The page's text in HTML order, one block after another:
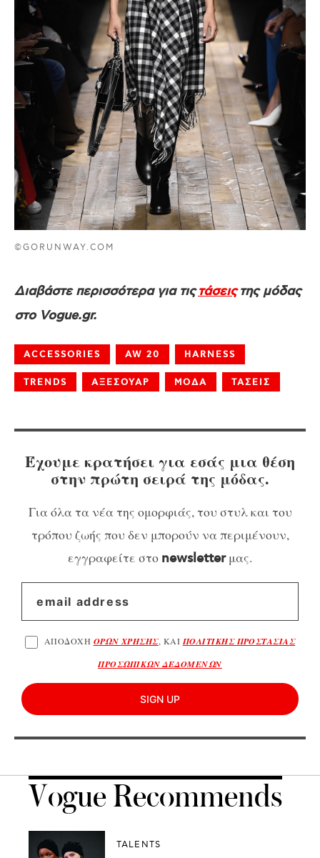
©GORUNWAY.COM
Διαβάστε περισσότερα για τιςτάσειςτης μόδας
στο Vogue.gr.
ACCESSORIES AW 20 HARNESS
TRENDS ΑΞΕΣΟΥΑΡ ΜΟΔΑ ΤΑΣΕΙΣ
Έχουμε κρατήσει για εσάς μια θέση
στην πρώτη σειρά της μόδας.
Για όλα τα νέα της ομορφιάς, του στυλ και του
τρόπου ζωής που δεν μπορούν να περιμένουν,
εγγραφείτε στο newsletterμας.
ΑΠΟΔΟΧΗ ΟΡΩΝ ΧΡΗΣΗΣ, ΚΑΙ ΠΟΛΙΤΙΚΗΣ ΠΡΟΣΤΑΣΙΑΣ
ΠΡΟΣΩΠΙΚΩΝ ΔΕΔΟΜΕΝΩΝ
SIGN UP
Vogue Recommends
TALENTS